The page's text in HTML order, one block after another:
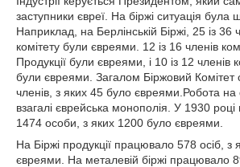
заступники євреї. На біржі ситуація була
Наприклад, на Берлінській Біржі, 25 із 36
комітету були євреями. 12 із 16 членів
Продукції були євреями, і 10 із 12 членів
були євреями. Загалом Біржовий Комітет
членів, з яких 45 було євреями.Робота на
взагалі єврейська монополія. У 1930
1474 особи, з яких 1200 було євреями.
На Біржі продукції працювало 578 осіб, з
євреями. На металевій біржі працювало